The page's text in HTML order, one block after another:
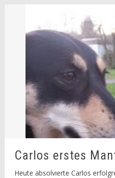
Carlos erstes
Heute absolvierte Carlos